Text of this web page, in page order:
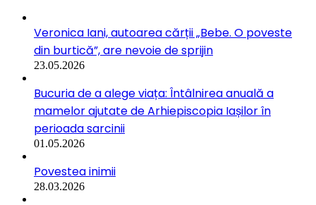
Veronica Iani, autoarea cărții „Bebe. O poveste
din burtică”, are nevoie de sprijin
23.05.2026
Bucuria de a alege viața: Întâlnirea anuală a
mamelor ajutate de Arhiepiscopia Iașilor în
perioada sarcinii
01.05.2026
Povestea inimii
28.03.2026